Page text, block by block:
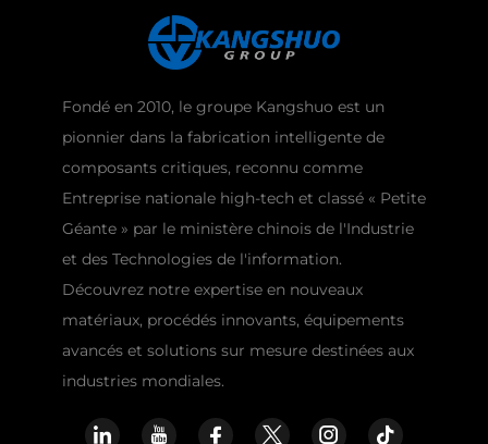
Fondé en 2010, le groupe Kangshuo est un
pionnier dans la fabrication intelligente de
composants critiques, reconnu comme
Entreprise nationale high-tech et classé « Petite
Géante » par le ministère chinois de l'Industrie
et des Technologies de l'information.
Découvrez notre expertise en nouveaux
matériaux, procédés innovants, équipements
avancés et solutions sur mesure destinées aux
industries mondiales.